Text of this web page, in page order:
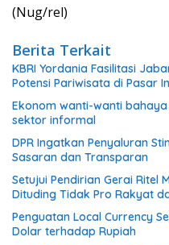
(Nug/rel)
Berita Terkait
KBRI Yordania Fasilitasi
Potensi Pariwisata di Pasar
Ekonom wanti-wanti
sektor informal
DPR Ingatkan Penyaluran
Sasaran dan Transparan
Setujui Pendirian Gerai Ritel
Dituding Tidak Pro Rakyat
Penguatan Local Currency
Dolar terhadap Rupiah